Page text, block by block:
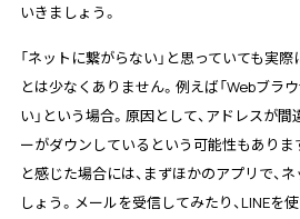
いきましょう。
「ネットに繋がらない」と思っていても実
とは少なくありません。例えば「Webブラ
い」という場合。原因として、アドレスが
ーがダウンしているという可能性もありま
と感じた場合には、まずほかのアプリで、
しょう。メールを受信してみたり、LINEを